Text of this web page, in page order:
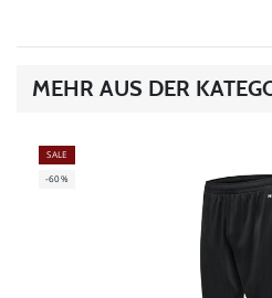
MEHR AUS DER
SALE
-60%